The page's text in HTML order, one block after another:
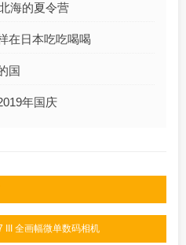
海的夏令营
在日本吃吃喝喝
国
年国庆
III 全画幅微单数码相机